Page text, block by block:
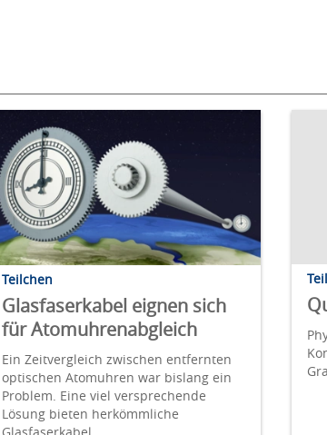
Teilchen
Glasfaserkabel eignen sich
für Atomuhrenabgleich
Ein Zeitvergleich zwischen entfernten
optischen Atomuhren war bislang ein
Problem. Eine viel versprechende
Lösung bieten herkömmliche
Glasfaserkabel.